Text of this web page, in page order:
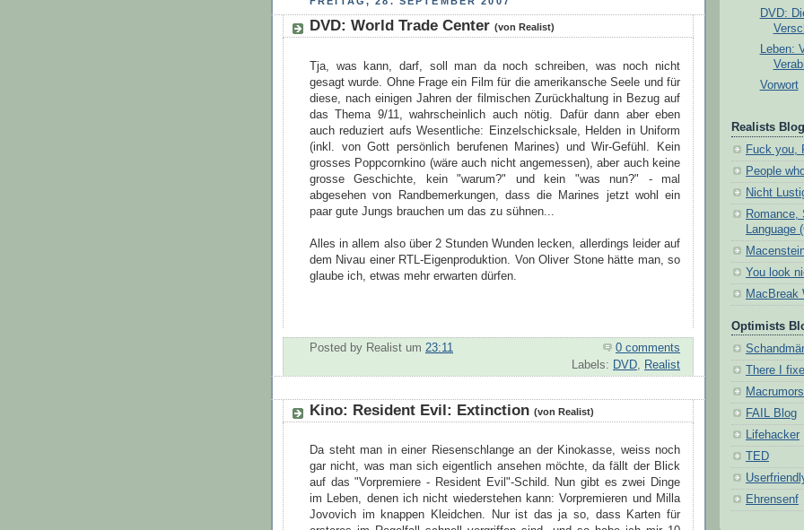
DVD: World Trade Center (von Realist)
Tja, was kann, darf, soll man da noch schreiben, was noch nicht
gesagt wurde. Ohne Frage ein Film für die amerikansche Seele und für
diese, nach einigen Jahren der filmischen Zurückhaltung in Bezug auf
das Thema 9/11, wahrscheinlich auch nötig. Dafür dann aber eben
auch reduziert aufs Wesentliche: Einzelschicksale, Helden in Uniform
(inkl. von Gott persönlich berufenen Marines) und Wir-Gefühl. Kein
grosses Poppcornkino (wäre auch nicht angemessen), aber auch keine
grosse Geschichte, kein "warum?" und kein "was nun?" - mal
abgesehen von Randbemerkungen, dass die Marines jetzt wohl ein
paar gute Jungs brauchen um das zu sühnen...
Alles in allem also über 2 Stunden Wunden lecken, allerdings leider auf
dem Nivau einer RTL-Eigenproduktion. Von Oliver Stone hätte man, so
glaube ich, etwas mehr erwarten dürfen.
Posted by Realist um 23:11
0 comments
Labels: DVD Realist
Kino: Resident Evil: Extinction (von Realist)
Da steht man in einer Riesenschlange an der Kinokasse, weiss noch
gar nicht, was man sich eigentlich ansehen möchte, da fällt der Blick
auf das "Vorpremiere - Resident Evil"-Schild. Nun gibt es zwei Dinge
im Leben, denen ich nicht wiederstehen kann: Vorpremieren und Milla
Jovovich im knappen Kleidchen. Nur ist das ja so, dass Karten für
DVD:
Leben:
Vorwort
Realists
Fuck you,
People
Nicht
Romance,
Language
You look
MacBreak
Optimists
There I
Macrumors
FAIL Blog
Lifehacker
TED
Ehrensenf